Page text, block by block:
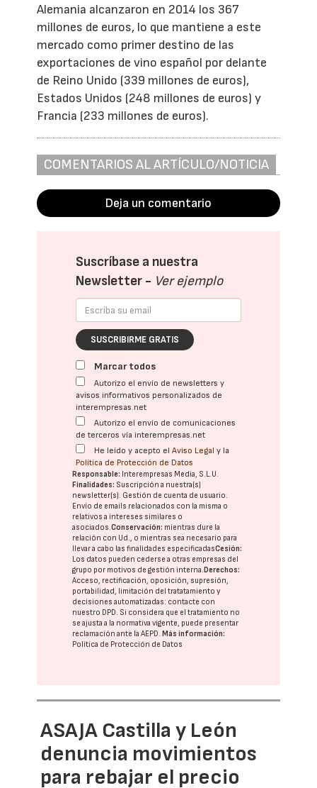
Alemania alcanzaron en 2014 los 367
millones de euros, lo que mantiene a este
mercado como primer destino de las
exportaciones de vino español por delante
de Reino Unido (339 millones de euros),
Estados Unidos (248 millones de euros) y
Francia (233 millones de euros).
COMENTARIOS AL ARTÍCULO/NOTICIA
Deja un comentario
Suscríbase a nuestra
Newsletter - Ver ejemplo
SUSCRIBIRME GRATIS
Marcar todos
Autorizo el envío de newsletters y
avisos informativos personalizados de
interempresas.net
Autorizo el envío de comunicaciones
de terceros vía interempresas.net
He leído y acepto elAviso Legal y la
Política de Protección de Datos
Responsable: Interempresas Media, S.L.U.
Finalidades: Suscripción a nuestra(s)
newsletter(s). Gestión de cuenta de usuario.
Envío de emails relacionados con la misma o
relativos a intereses similares o
asociados.Conservación: mientras dure la
relación con Ud., o mientras sea necesario para
llevar a cabo las finalidades especificadasCesión:
Los datos pueden cederse a otras empresas del
grupo por motivos de gestión interna. Derechos:
Acceso, rectificación, oposición, supresión,
portabilidad, limitación del tratatamiento y
decisiones automatizadas: contacte con
nuestro DPD. Si considera que el tratamiento no
se ajusta a la normativa vigente, puede presentar
reclamación ante laAEPD. Más información:
Política de Protección de Datos
ASAJA Castilla y León
denuncia movimientos
para rebajar el precio